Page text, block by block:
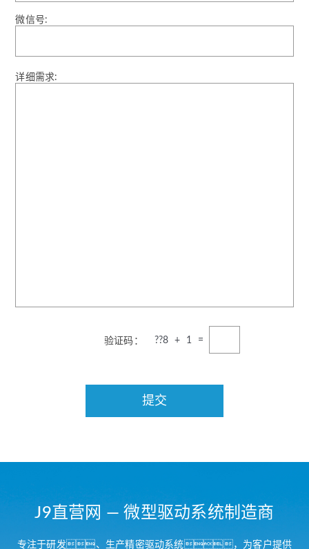
微信号:
详细需求:
验证码： ??8 + 1 =
J9直营网 — 微型驱动系统制造商
专注于研发、生产精密驱动系统，为客户提供